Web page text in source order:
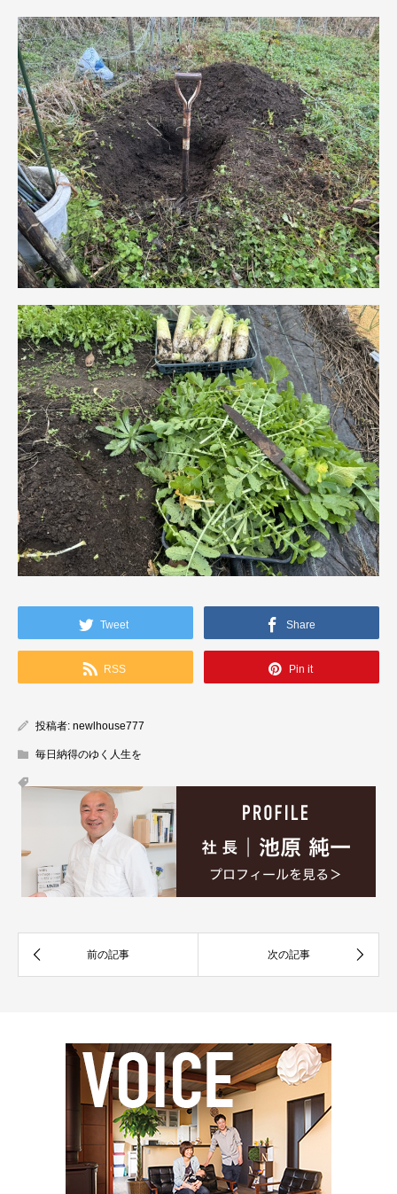
Tweet Share
RSS Pin it
投稿者: newlhouse777
毎日納得のゆく人生を